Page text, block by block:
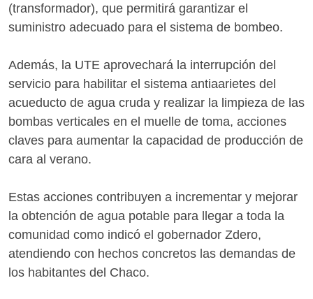
(transformador), que permitirá garantizar el
suministro adecuado para el sistema de bombeo.
Además, la UTE aprovechará la interrupción del
servicio para habilitar el sistema antiaarietes del
acueducto de agua cruda y realizar la limpieza de las
bombas verticales en el muelle de toma, acciones
claves para aumentar la capacidad de producción de
cara al verano.
Estas acciones contribuyen a incrementar y mejorar
la obtención de agua potable para llegar a toda la
comunidad como indicó el gobernador Zdero,
atendiendo con hechos concretos las demandas de
los habitantes del Chaco.